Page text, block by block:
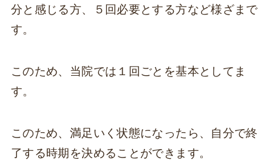
分と感じる方、５回必要とする方など様ざまで
す。
このため、当院では１回ごとを基本としてま
す。
このため、満足いく状態になったら、自分で終
了する時期を決めることができます。